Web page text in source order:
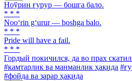
Ноўрин ғурур — бошга бало.
* * *
Noo‘rin g‘urur — boshga balo.
* * *
Pride will have a fail.
* * *
Гордый покичился, да во прах
#камтарлик ва манманлик ҳақида
#фойда ва зарар ҳақида